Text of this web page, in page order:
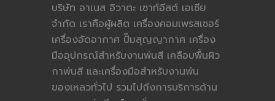
บริษัท อาเนส อิวาตะ เซาท์อีสต์ เอเซีย
จำกัด เราคือผู้ผลิต เครื่องคอมเพรสเซอร์
เครื่องอัดอากาศ ปั๊มสุญญากาศ เครื่อง
มืออุปกรณ์สำหรับงานพ่นสี เคลือบพื้นผิว
กาพ่นสี และเครื่องมือสำหรับงานพ่น
ของเหลวทั่วไป รวมไปถึงการบริการด้าน